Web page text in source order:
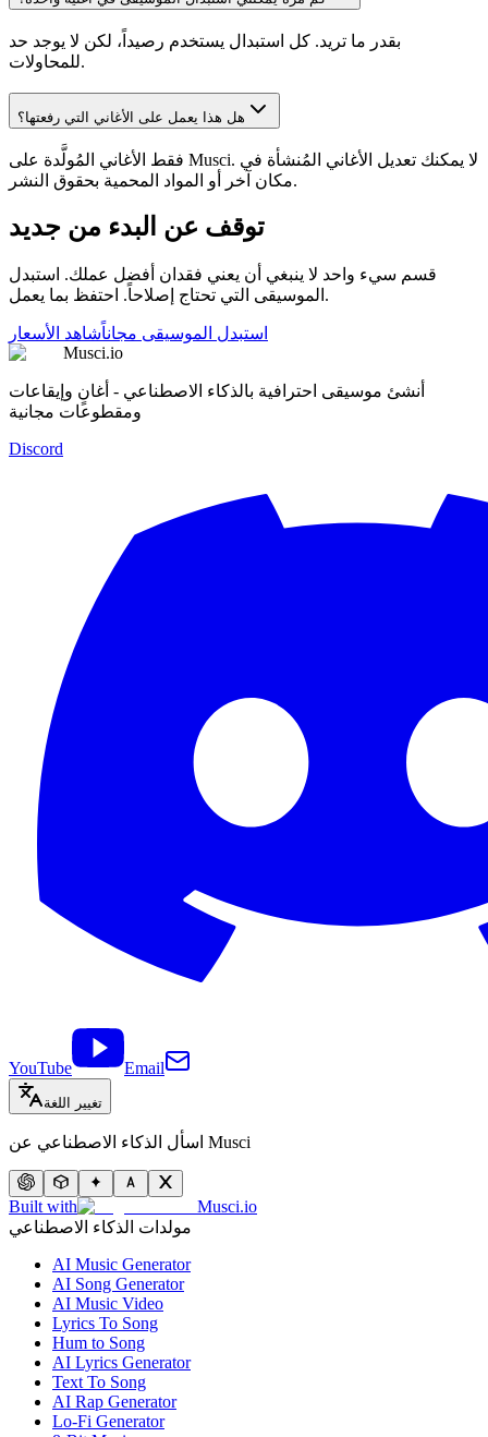
بقدر ما تريد. كل استبدال يستخدم رصيداً، لكن لا يوجد حد
للمحاولات.
هل هذا يعمل على الأغاني التي رفعتها؟
فقط الأغاني المُولَّدة على Musci. لا يمكنك تعديل الأغاني المُنشأة في
مكان آخر أو المواد المحمية بحقوق النشر.
توقف عن البدء من جديد
قسم سيء واحد لا ينبغي أن يعني فقدان أفضل عملك. استبدل
الموسيقى التي تحتاج إصلاحاً. احتفظ بما يعمل.
استبدل الموسيقى مجاناًشاهد الأسعار
Musci.io
أنشئ موسيقى احترافية بالذكاء الاصطناعي - أغانٍ وإيقاعات
ومقطوعات مجانية
Discord
YouTube Email
تغيير اللغة
اسأل الذكاء الاصطناعي عن Musci
Built with
Musci.io
مولدات الذكاء الاصطناعي
AI Music Generator
AI Song Generator
AI Music Video
Lyrics To Song
Hum to Song
AI Lyrics Generator
Text To Song
AI Rap Generator
Lo-Fi Generator